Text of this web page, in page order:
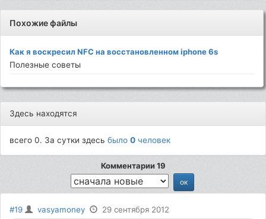
Похожие файлы
Как я воскресил NFC на восстановленном iphone 6s
Полезные советы
Здесь находятся
всего 0. За сутки здесьбыло0 человек
Комментарии 19
#19 vasyamoney 29 сентября 2012